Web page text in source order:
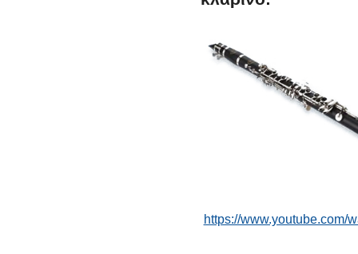
https://www.youtube.com/